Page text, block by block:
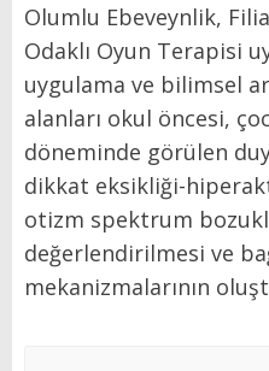
Olumlu Ebeveynlik,
Odaklı Oyun Terapisi
uygulama ve bilimsel
alanları okul öncesi,
döneminde görülen
dikkat eksikliği-
otizm spektrum
değerlendirilmesi ve
mekanizmalarının